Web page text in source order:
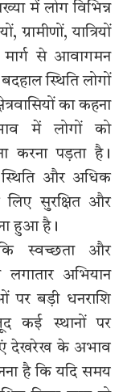
में लोग विभिन्न
ग्रामीणों, यात्रियों
मार्ग से आवागमन
स्थिति लोगों
का कहना
में लोगों को
करना पड़ता है।
और अधिक
लिए सुरक्षित और
हुआ है।
स्वच्छता और
अभियान
पर बड़ी धनराशि
कई स्थानों पर
देखरेख के अभाव
है कि यदि समय